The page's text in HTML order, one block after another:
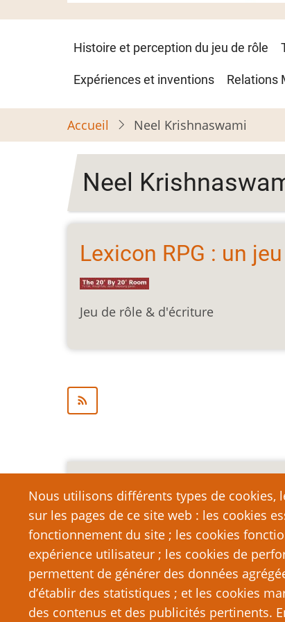
Navigation
principale
Histoire et perception du jeu de rôle
Expériences et inventions Relations
Accueil Neel Krishnaswami
Neel
Lexicon RPG : un
Jeu de rôle & d'écriture
Nous utilisons différents types de cookies,
sur les pages de ce site web : les cookies
fonctionnement du site ; les cookies
expérience utilisateur ; les cookies de
permettent de générer des données
d’établir des statistiques ; et les cookies
des contenus et des publicités pertinents.
Mention légale
Nous vous encourageons à faire un lien
qui dépasse la longueur raisonnable
strictement interdite. Si vous reproduisez
de PTGPTB.fr, et que vous diffusez ladite
que vous commettez délibérément une
poursuites judiciaires.